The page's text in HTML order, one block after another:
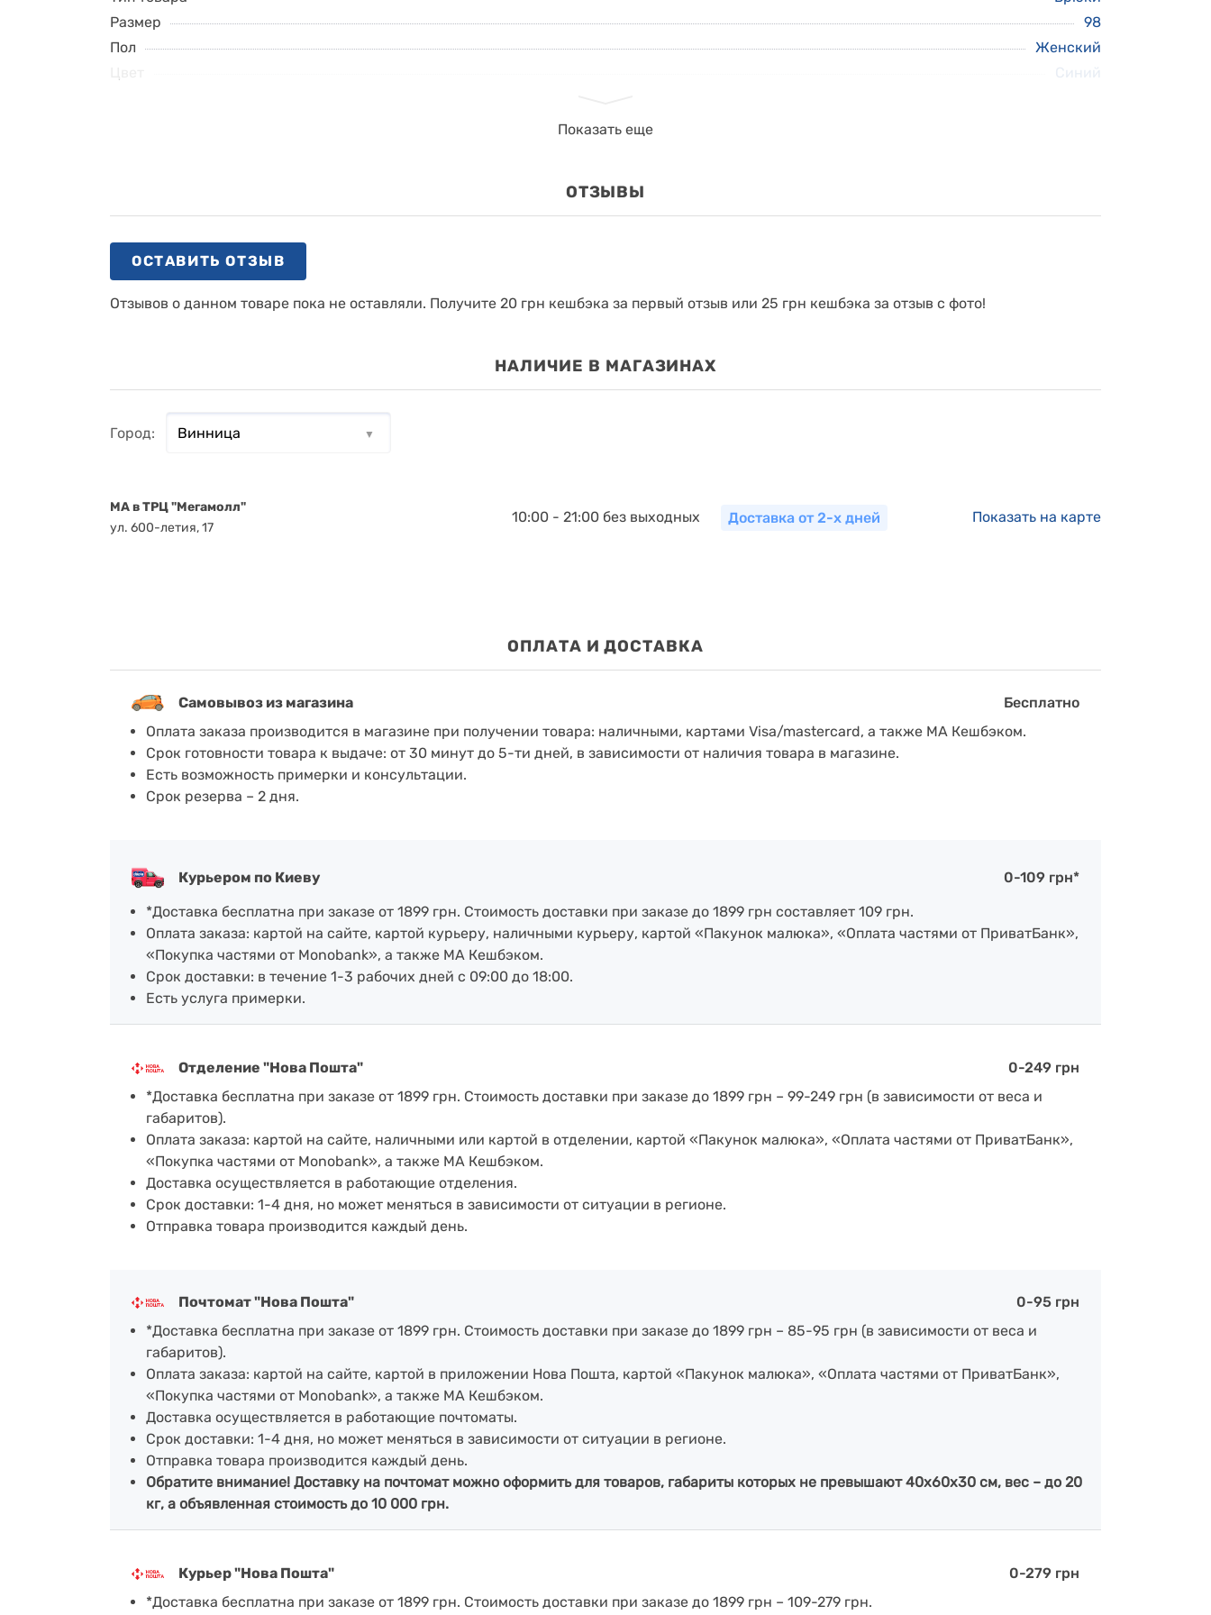
Показать еще
Размер
98
Пол
Женский
ОТЗЫВЫ
ОСТАВИТЬ ОТЗЫВ
Отзывов о данном товаре пока не оставляли. Получите 20 грн кешбэка за первый отзыв или 25 грн кешбэка за отзыв с фото!
НАЛИЧИЕ В МАГАЗИНАХ
Город:
MA в ТРЦ "Мегамолл"
ул. 600-летия, 17
10:00 - 21:00 без выходных Доставка от 2-х дней Показать на карте
ОПЛАТА И ДОСТАВКА
Самовывоз из магазина
Бесплатно
Оплата заказа производится в магазине при получении товара: наличными, картами Visa/mastercard, а также МА Кешбэком.
Срок готовности товара к выдаче: от 30 минут до 5-ти дней, в зависимости от наличия товара в магазине.
Есть возможность примерки и консультации.
Срок резерва – 2 дня.
Курьером по Киеву
0-109 грн*
*Доставка бесплатна при заказе от 1899 грн. Стоимость доставки при заказе до 1899 грн составляет 109 грн.
Оплата заказа: картой на сайте, картой курьеру, наличными курьеру, картой «Пакунок малюка», «Оплата частями от ПриватБанк»,
«Покупка частями от Monobank», а также МА Кешбэком.
Срок доставки: в течение 1-3 рабочих дней с 09:00 до 18:00.
Есть услуга примерки.
Отделение "Нова Пошта"
0-249 грн
*Доставка бесплатна при заказе от 1899 грн. Стоимость доставки при заказе до 1899 грн – 99-249 грн (в зависимости от веса и
габаритов).
Оплата заказа: картой на сайте, наличными или картой в отделении, картой «Пакунок малюка», «Оплата частями от ПриватБанк»,
«Покупка частями от Monobank», а также МА Кешбэком.
Доставка осуществляется в работающие отделения.
Срок доставки: 1-4 дня, но может меняться в зависимости от ситуации в регионе.
Отправка товара производится каждый день.
Почтомат "Нова Пошта"
0-95 грн
*Доставка бесплатна при заказе от 1899 грн. Стоимость доставки при заказе до 1899 грн – 85-95 грн (в зависимости от веса и
габаритов).
Оплата заказа: картой на сайте, картой в приложении Нова Пошта, картой «Пакунок малюка», «Оплата частями от ПриватБанк»,
«Покупка частями от Monobank», а также МА Кешбэком.
Доставка осуществляется в работающие почтоматы.
Срок доставки: 1-4 дня, но может меняться в зависимости от ситуации в регионе.
Отправка товара производится каждый день.
Обратите внимание! Доставку на почтомат можно оформить для товаров, габариты которых не превышают 40х60х30 см, вес – до 20
кг, а объявленная стоимость до 10 000 грн.
Курьер "Нова Пошта"
0-279 грн
*Доставка бесплатна при заказе от 1899 грн. Стоимость доставки при заказе до 1899 грн – 109-279 грн.